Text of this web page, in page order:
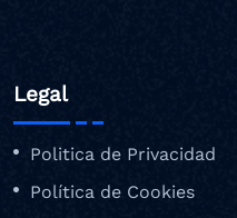
Legal
Politica de Privacidad
Política de Cookies